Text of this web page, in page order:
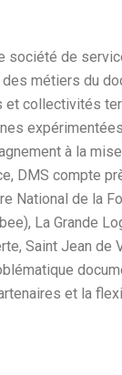
société de
métiers du
collectivités
à la
DMS compte
National de la
La Grande
Saint Jean de
et la